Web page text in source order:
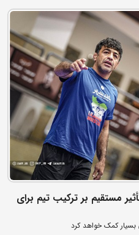
مستقیم بر ترکیب تیم برای
بسیار کمک خواهد کرد